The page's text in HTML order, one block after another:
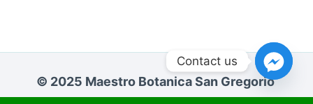
© 2025 Maestro Botanica San Gregorio
Contact us